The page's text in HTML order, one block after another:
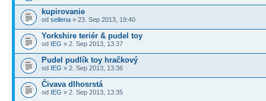
kupirovanie
od sellena » 23. Sep 2013, 19:40
Yorkshire teriér & pudel toy
od IEG » 2. Sep 2013, 13:37
Pudel pudlík toy hračkový
od IEG » 2. Sep 2013, 13:36
Čivava dlhosrstá
od IEG » 2. Sep 2013, 13:35